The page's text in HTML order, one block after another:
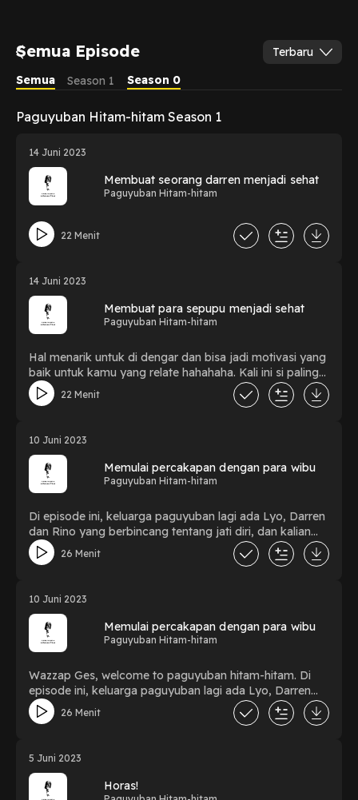
Semua Episode
Terbaru
Semua
Season 1 Season 0
Paguyuban Hitam-hitam Season 1
14 Juni 2023
Membuat seorang darren menjadi sehat
Paguyuban Hitam-hitam
22 Menit
14 Juni 2023
Membuat para sepupu menjadi sehat
Paguyuban Hitam-hitam
Hal menarik untuk di dengar dan bisa jadi motivasi yang
baik untuk kamu yang relate hahahaha. Kali ini si paling
sehat membagikan kiat-kiat untuk para sepupunya biar
makin sehat
22 Menit
10 Juni 2023
Memulai percakapan dengan para wibu
Paguyuban Hitam-hitam
Di episode ini, keluarga paguyuban lagi ada Lyo, Darren
dan Rino yang berbincang tentang jati diri, dan kalian
pasti bisa denger betapa bodor keluarga kita. Wibu dan
berusaha menjadi sehat
26 Menit
10 Juni 2023
Memulai percakapan dengan para wibu
Paguyuban Hitam-hitam
Wazzap Ges, welcome to paguyuban hitam-hitam. Di
episode ini, keluarga paguyuban lagi ada Lyo, Darren
dan Rino yang berbincang tentang jati diri, dan kalian
pasti bisa denger betapa bodor keluarga kita. Salah satu
ngobrol kayak di lapo dan mendadak topinya jadi
berbobot, dari hal random sampai deep talk antar
sepupu. Walaupun tim ini belum lengkap karena
kesibukan masing-masing. Hal menarik untuk di dengar
26 Menit
5 Juni 2023
Horas!